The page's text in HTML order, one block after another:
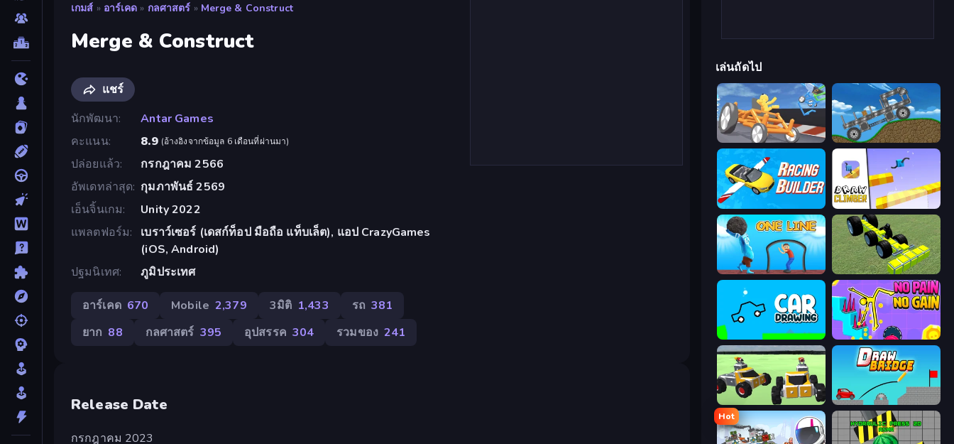
เกมส์ » อาร์เคด » กลศาสตร์ » Merge & Construct
Merge & Construct
แชร์
นักพัฒนา
Antar Games
คะแนน
8.9 (อ้างอิงจากข้อมูล 6 เดือนที่ผ่านมา)
ปล่อยแล้ว
กรกฎาคม 2566
อัพเดทล่าสุด กุมภาพันธ์ 2569
เอ็นจิ้นเกม
Unity 2022
แพลตฟอร์ม
เบราว์เซอร์ (เดสก์ท็อป มือถือ แท็บเล็ต), แอป CrazyGames
(iOS, Android)
ปฐมนิเทศ
ภูมิประเทศ
อาร์เคด 670 Mobile 2,379 3มิติ 1,433 รถ 381
ยาก 88 กลศาสตร์ 395 อุปสรรค 304 รวมของ 241
Release Date
กรกฎาคม 2023
เล่นถัดไป
Draw Crash Race Move It!
Racing Builder Draw Climber
One Line Genius Mechanic
Car Drawing Game No Pain No Gain - Ragdoll Sandbox
Block Tech: Epic Sandbox Draw Bridge
Hot